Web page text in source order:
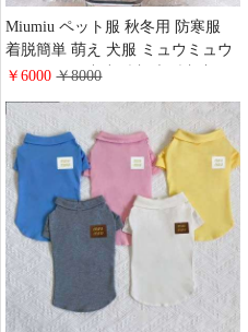
Miumiu ペット服 秋冬用 防寒服
着脱簡単 萌え 犬服 ミュウミュウ
トレーナー 中小型犬 大型犬 部屋
ゃれ
￥6000￥8000